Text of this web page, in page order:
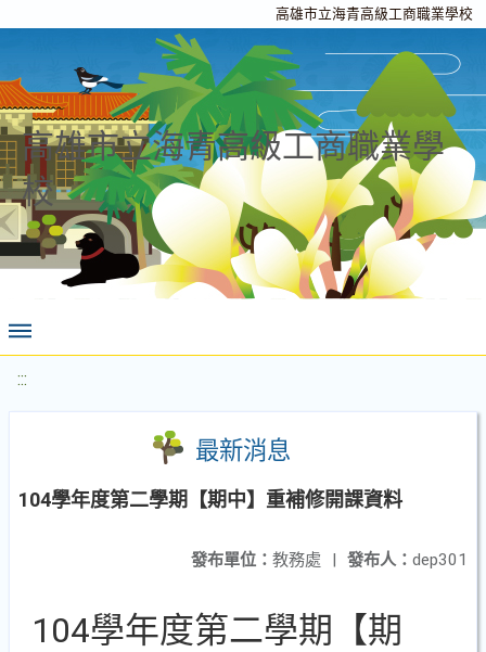
高雄市立海青高級工商職業學校
高雄市立海青高級工商職業學
校
:::
最新消息
104學年度第二學期【期中】重補修開課資料
發布人： dep301
發布單位： 教務處 |
104學年度第二學期【期